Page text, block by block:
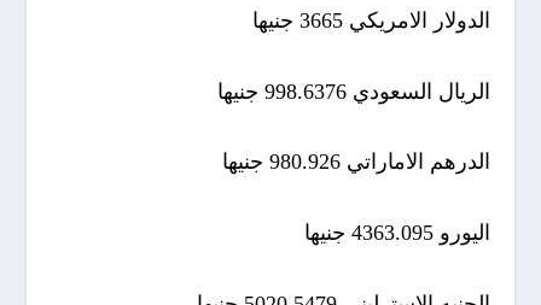
الدولار الامريكي 3665 جنيها
الريال السعودي 998.6376 جنيها
الدرهم الاماراتي 980.926 جنيها
اليورو 4363.095 جنيها